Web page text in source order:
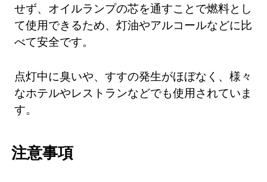
せず、オイルランプの芯を通すことで燃料とし
て使用できるため、灯油やアルコールなどに比
べて安全です。
点灯中に臭いや、すすの発生がほぼなく、様々
なホテルやレストランなどでも使用されていま
す。
注意事項